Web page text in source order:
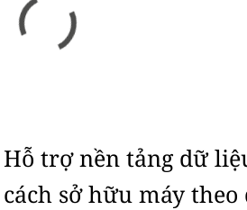
Hỗ trợ nền tảng dữ
cách sở hữu máy